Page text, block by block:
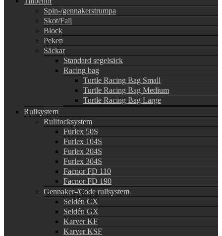
Spin-/gennakerstrumpa
Skot/Fall
Block
Peken
Säckar
Standard segelsäck
Racing bag
Turtle Racing Bag Small
Turtle Racing Bag Medium
Turtle Racing Bag Large
Rullsystem
Rullfocksystem
Furlex 50S
Furlex 104S
Furlex 204S
Furlex 304S
Facnor FD 110
Facnor FD 190
Gennaker-/Code rullsystem
Seldén CX
Seldén GX
Karver KF
Karver KSF